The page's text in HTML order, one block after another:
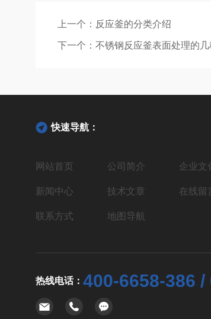
上一个： 反应釜的分类介绍
下一个： 不锈钢反应釜表面处理的
快速导航：
网站首页 公司简介 企业文
新闻中心 技术文章 在线留
联系方式 地图导航
热线电话： 400-6658-386